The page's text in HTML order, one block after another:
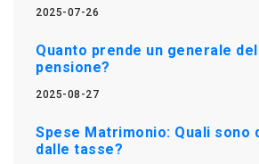
2025-07-26
Quanto prende un generale
pensione?
2025-08-27
Spese Matrimonio: Quali sono
dalle tasse?